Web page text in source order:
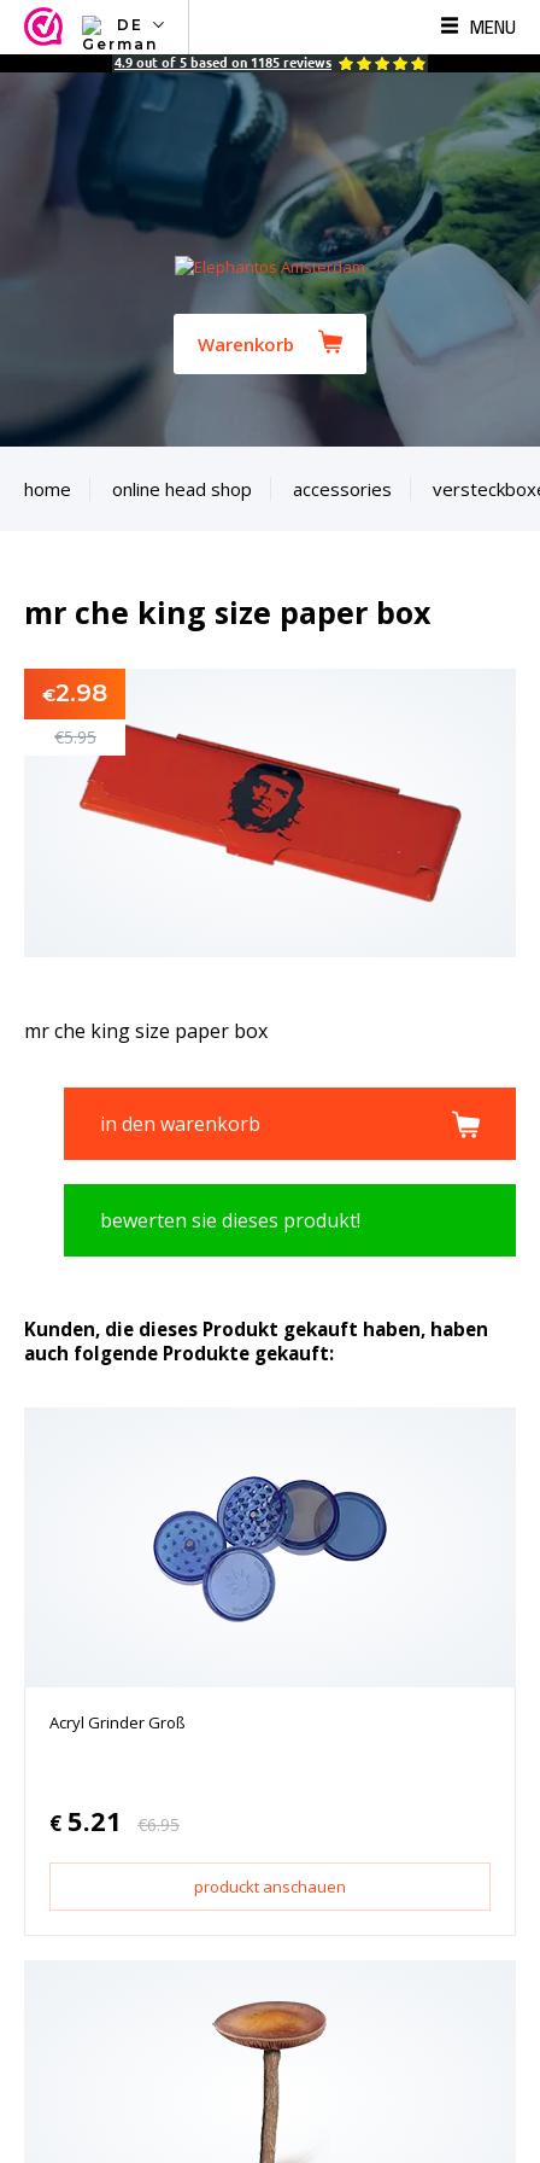
DE
NL
ES
MENU
4.9 out of 5 based on 1185 reviews
Warenkorb
home online head shop accessories
mr che king size paper box
€2.98
€5.95
mr che king size paper box
in den warenkorb
bewerten sie dieses produkt!
Kunden, die dieses Produkt gekauft haben, haben
auch folgende Produkte gekauft:
Acryl Grinder Groß
€ 5.21 €6.95
produckt anschauen